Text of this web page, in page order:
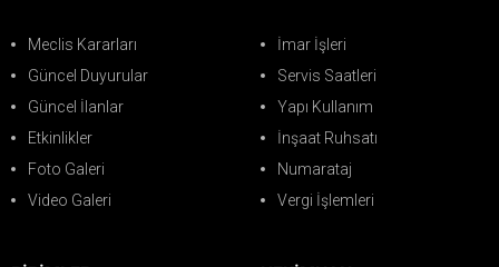
Meclis Kararları
Güncel Duyurular
Güncel İlanlar
Etkinlikler
Foto Galeri
Video Galeri
İmar İşleri
Servis Saatleri
Yapı Kullanım
İnşaat Ruhsatı
Numarataj
Vergi İşlemleri